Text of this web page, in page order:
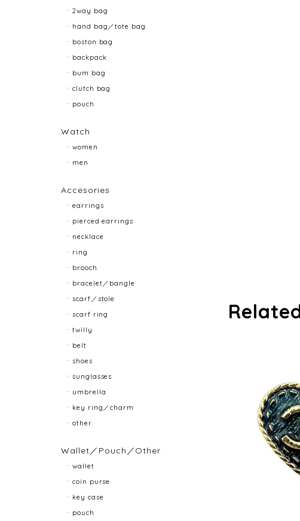
2way bag
hand bag／tote bag
boston bag
backpack
bum bag
clutch bag
pouch
Watch
women
men
Accesories
earrings
pierced earrings
necklace
ring
brooch
bracelet／bangle
scarf／stole
scarf ring
twilly
belt
shoes
sunglasses
umbrella
key ring／charm
other
Wallet／Pouch／Other
wallet
coin purse
key case
pouch